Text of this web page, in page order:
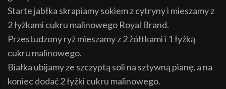
Starte jabłka skrapiamy sokiem z cytryny i mieszamy z
2 łyżkami cukru malinowego Royal Brand.
Przestudzony ryż mieszamy z 2 żółtkami i 1 łyżką
cukru malinowego.
Białka ubijamy ze szczyptą soli na sztywną pianę, a na
koniec dodać 2 łyżki cukru malinowego.